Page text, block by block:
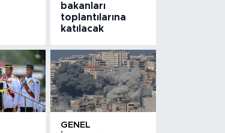
bakanları
toplantılarına
katılacak
GENEL